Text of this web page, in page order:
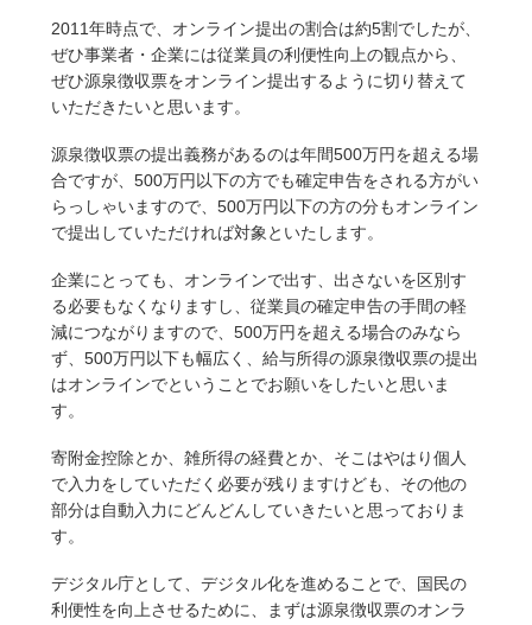
2011年時点で、オンライン提出の割合は約5割でしたが、
ぜひ事業者・企業には従業員の利便性向上の観点から、
ぜひ源泉徴収票をオンライン提出するように切り替えて
いただきたいと思います。
源泉徴収票の提出義務があるのは年間500万円を超える場
合ですが、500万円以下の方でも確定申告をされる方がい
らっしゃいますので、500万円以下の方の分もオンライン
で提出していただければ対象といたします。
企業にとっても、オンラインで出す、出さないを区別す
る必要もなくなりますし、従業員の確定申告の手間の軽
減につながりますので、500万円を超える場合のみなら
ず、500万円以下も幅広く、給与所得の源泉徴収票の提出
はオンラインでということでお願いをしたいと思いま
す。
寄附金控除とか、雑所得の経費とか、そこはやはり個人
で入力をしていただく必要が残りますけども、その他の
部分は自動入力にどんどんしていきたいと思っておりま
す。
デジタル庁として、デジタル化を進めることで、国民の
利便性を向上させるために、まずは源泉徴収票のオンラ